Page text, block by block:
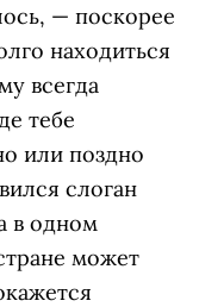
— поскорее
находиться
всегда
тебе
или поздно
слоган
в одном
может